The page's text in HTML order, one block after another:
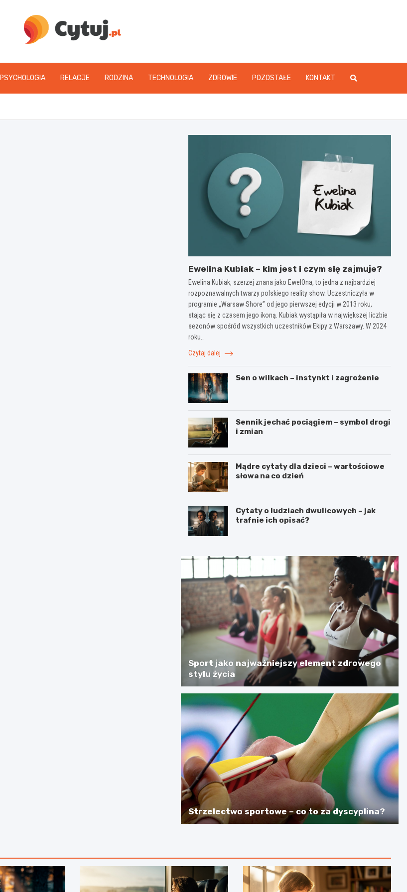
www.cytuj.pl
PSYCHOLOGIA RELACJE RODZINA TECHNOLOGIA ZDROWIE POZOSTAŁE KONTAKT
Ewelina Kubiak – kim jest i czym się zajmuje?
Ewelina Kubiak, szerzej znana jako EwelOna, to jedna z najbardziej
rozpoznawalnych twarzy polskiego reality show. Uczestniczyła w
programie „Warsaw Shore” od jego pierwszej edycji w 2013 roku,
stając się z czasem jego ikoną. Kubiak wystąpiła w największej liczbie
sezonów spośród wszystkich uczestników Ekipy z Warszawy. W 2024
roku…
Czytaj dalej
Sen o wilkach – instynkt i zagrożenie
Sennik jechać pociągiem – symbol drogi
i zmian
Mądre cytaty dla dzieci – wartościowe
słowa na co dzień
Cytaty o ludziach dwulicowych – jak
trafnie ich opisać?
Sport jako najważniejszy element zdrowego
stylu życia
Strzelectwo sportowe – co to za dyscyplina?